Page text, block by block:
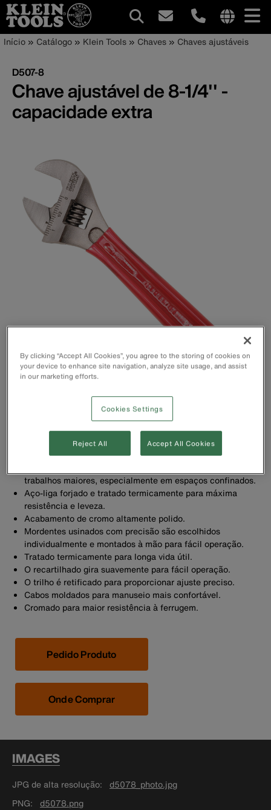
Pular
conteúdo
principal
site
Navegação
principal
Trilha
de
navegação
Início Catálogo Klein Tools Chaves Chaves ajustáveis
D507-8
Chave ajustável de 8-1/4'' -
capacidade extra
trabalhos maiores, especialmente em espaços confinados.
Aço-liga forjado e tratado termicamente para máxima
resistência e leveza.
Acabamento de cromo altamente polido.
Mordentes usinados com precisão são escolhidos
individualmente e montados à mão para fácil operação.
Tratado termicamente para longa vida útil.
O recartilhado gira suavemente para fácil operação.
O trilho é retificado para proporcionar ajuste preciso.
Cabos moldados para manuseio mais confortável.
Cromado para maior resistência à ferrugem.
Pedido Produto
Onde Comprar
IMAGES
JPG de alta resolução
d5078_photo.jpg
PNG
d5078.png
By clicking “Accept All Cookies”, you agree to the storing of cookies on
your device to enhance site navigation, analyze site usage, and assist
in our marketing efforts.
Cookies Settings
Reject All Accept All Cookies